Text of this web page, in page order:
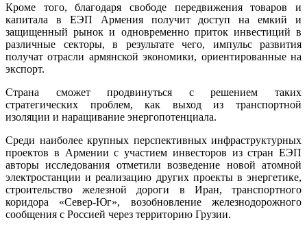
Кроме того, благодаря свободе передвижения товаров и
капитала в ЕЭП Армения получит доступ на емкий и
защищенный рынок и одновременно приток инвестиций в
различные секторы, в результате чего, импульс развития
получат отрасли армянской экономики, ориентированные на
экспорт.
Страна сможет продвинуться с решением таких
стратегических проблем, как выход из транспортной
изоляции и наращивание энергопотенциала.
Среди наиболее крупных перспективных инфраструктурных
проектов в Армении с участием инвесторов из стран ЕЭП
авторы исследования отметили возведение новой атомной
электростанции и реализацию других проекты в энергетике,
строительство железной дороги в Иран, транспортного
коридора «Север-Юг», возобновление железнодорожного
сообщения с Россией через территорию Грузии.